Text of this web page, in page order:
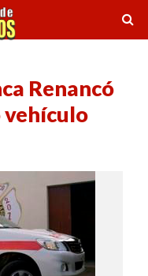
Renancó
vehículo